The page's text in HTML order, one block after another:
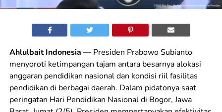
Ahlulbait Indonesia — Presiden Prabowo Subianto
menyoroti ketimpangan tajam antara besarnya alokasi
anggaran pendidikan nasional dan kondisi riil fasilitas
pendidikan di berbagai daerah. Dalam pidatonya saat
peringatan Hari Pendidikan Nasional di Bogor, Jawa